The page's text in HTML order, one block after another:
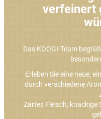
verfeinert
Das KOOGI-Team
Erleben Sie eine neue,
durch verschiedene
Zartes Fleisch, knackige